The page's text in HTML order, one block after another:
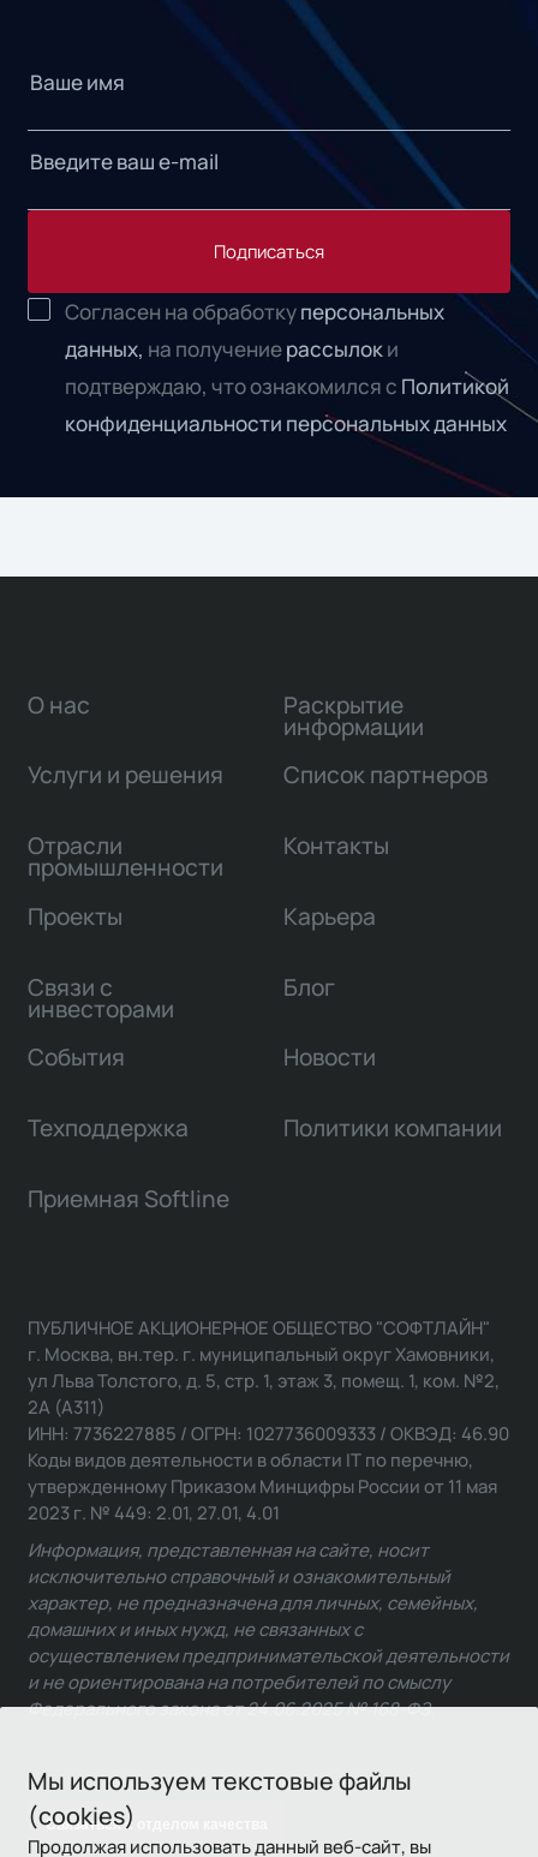
Подписаться
Согласен на обработкуперсональных
данных, на получениерассылок и
подтверждаю, что ознакомился с Политикой
конфиденциальности персональных данных
Мы используем текстовые файлы
(cookies)
Продолжая использовать данный веб-сайт, вы
О нас
Услуги и решения
Отрасли
промышленности
Проекты
Связи с
инвесторами
Раскрытие
информации
Список партнеров
Контакты
Карьера
Блог
События Новости
Техподдержка Политики компании
Приемная Softline
Связаться с отделом качества
ПУБЛИЧНОЕ АКЦИОНЕРНОЕ ОБЩЕСТВО "СОФТЛАЙН"
г. Москва, вн.тер. г. муниципальный округ Хамовники,
ул Льва Толстого, д. 5, стр. 1, этаж 3, помещ. 1, ком. №2,
2А (А311)
ИНН: 7736227885 / ОГРН: 1027736009333 / ОКВЭД: 46.90
Коды видов деятельности в области IT по перечню,
утвержденному Приказом Минцифры России от 11 мая
2023 г. № 449: 2.01, 27.01, 4.01
Информация, представленная на сайте, носит
исключительно справочный и ознакомительный
характер, не предназначена для личных, семейных,
домашних и иных нужд, не связанных с
осуществлением предпринимательской деятельности
и не ориентирована на потребителей по смыслу
Федерального закона от 24.06.2025 № 168-ФЗ.